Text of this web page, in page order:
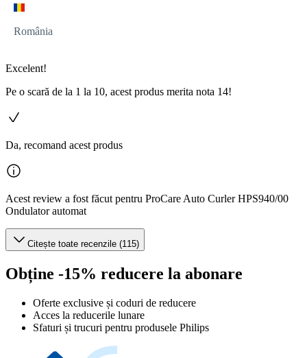
România
Excelent!
Pe o scară de la 1 la 10, acest produs merita nota 14!
Da, recomand acest produs
Acest review a fost făcut pentru ProCare Auto Curler HPS940/00
Ondulator automat
Citește toate recenzile (115)
Obține -15% reducere la abonare
Oferte exclusive și coduri de reducere
Acces la reducerile lunare
Sfaturi și trucuri pentru produsele Philips